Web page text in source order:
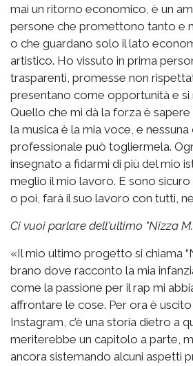
mai un ritorno economico, è un
persone che promettono tanto e
o che guardano solo il lato
artistico. Ho vissuto in prima
trasparenti, promesse non
presentano come opportunità e si
Quello che mi dà la forza è
la musica è la mia voce, e nessuna
professionale può togliermela.
insegnato a fidarmi di più del mio
meglio il mio lavoro. E sono sicuro
o poi, farà il suo lavoro con tutti,
Ci vuoi parlare dell'ultimo "Nizza
«Il mio ultimo progetto si chiama
brano dove racconto la mia
come la passione per il rap mi
affrontare le cose. Per ora è
Instagram, c’è una storia dietro a
meriterebbe un capitolo a parte,
ancora sistemando alcuni aspetti